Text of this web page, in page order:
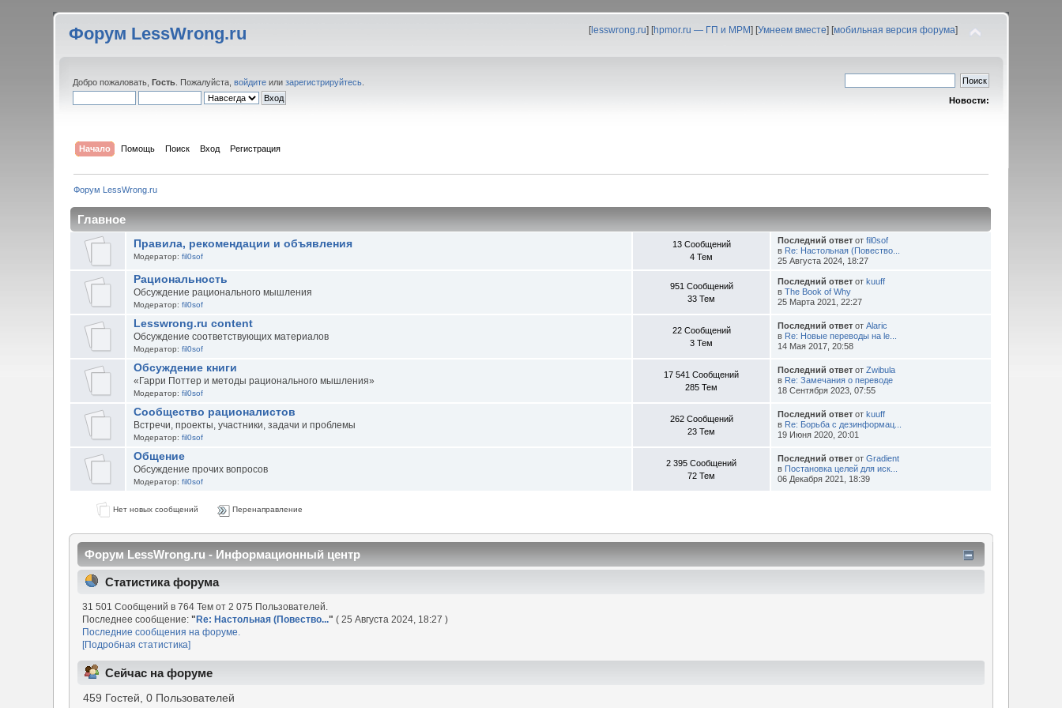
Форум LessWrong.ru [lesswrong.ru] [hpmor.ru — ГП и МРМ] [Умнеем вместе] [мобильная версия форума]
Добро пожаловать,Гость . Пожалуйста,войдите илизарегистрируйтесь
Новости:
Начало Помощь Поиск Вход Регистрация
Форум LessWrong.ru
Главное
Правила, рекомендации и объявления
Модератор: fil0sof
13 Сообщений
4 Тем
Последний ответот fil0sof
в Re: Настольная (Повество...
25 Августа 2024, 18:27
Рациональность
Обсуждение рационального мышления
Модератор: fil0sof
951 Сообщений
33 Тем
Последний ответот kuuff
в The Book of Why
25 Марта 2021, 22:27
Lesswrong.ru content
Обсуждение соответствующих материалов
Модератор: fil0sof
22 Сообщений
3 Тем
Последний ответот Alaric
в Re: Новые переводы на le...
14 Мая 2017, 20:58
Обсуждение книги
«Гарри Поттер и методы рационального мышления»
Модератор: fil0sof
17 541 Сообщений
285 Тем
Последний ответот Zwibula
в Re: Замечания о переводе
18 Сентября 2023, 07:55
Сообщество рационалистов
Встречи, проекты, участники, задачи и проблемы
Модератор: fil0sof
262 Сообщений
23 Тем
Последний ответот kuuff
в Re: Борьба с дезинформац...
19 Июня 2020, 20:01
Общение
Обсуждение прочих вопросов
Модератор: fil0sof
2 395 Сообщений
72 Тем
Последний ответот Gradient
в Постановка целей для иск...
06 Декабря 2021, 18:39
Нет новых сообщений Перенаправление
Форум LessWrong.ru - Информационный центр
Статистика форума
31 501 Сообщений в 764 Тем от 2 075 Пользователей.
Последнее сообщение:"Re: Настольная (Повество..." ( 25 Августа 2024, 18:27 )
Последние сообщения на форуме.
[Подробная статистика]
Сейчас на форуме
459 Гостей, 0 Пользователей